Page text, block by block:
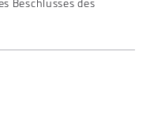
Beschlusses des